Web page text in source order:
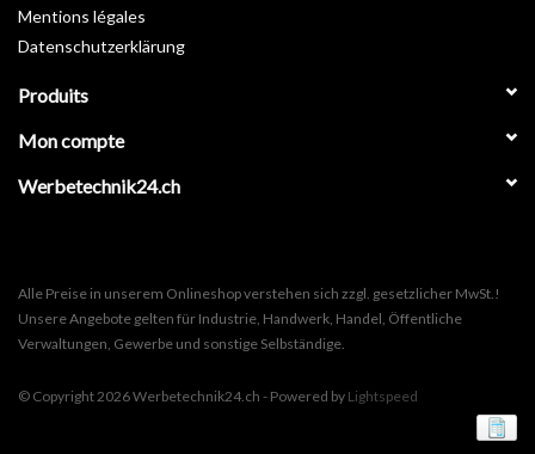
Mentions légales
Datenschutzerklärung
Produits
Mon compte
Werbetechnik24.ch
Alle Preise in unserem Onlineshop verstehen sich zzgl. gesetzlicher MwSt.!
Unsere Angebote gelten für Industrie, Handwerk, Handel, Öffentliche
Verwaltungen, Gewerbe und sonstige Selbständige.
© Copyright 2026 Werbetechnik24.ch - Powered by Lightspeed